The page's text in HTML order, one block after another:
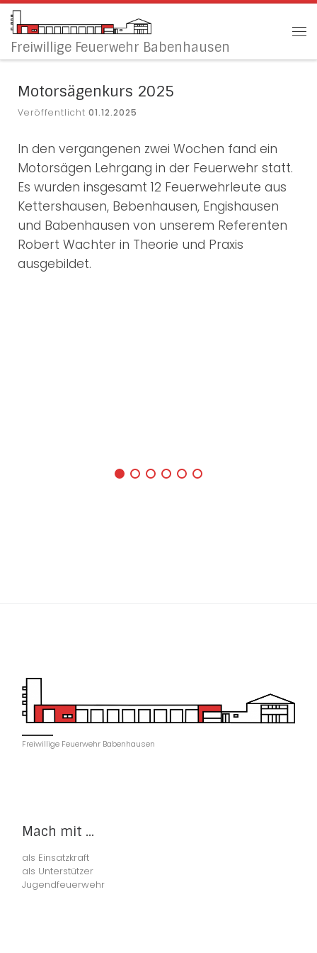
Zum Inhalt springen
Freiwillige Feuerwehr Babenhausen
Motorsägenkurs 2025
Veröffentlicht 01.12.2025
In den vergangenen zwei Wochen fand ein
Motorsägen Lehrgang in der Feuerwehr statt.
Es wurden insgesamt 12 Feuerwehrleute aus
Kettershausen, Bebenhausen, Engishausen
und Babenhausen von unserem Referenten
Robert Wachter in Theorie und Praxis
ausgebildet.
Freiwillige Feuerwehr Babenhausen
Mach mit ...
als Einsatzkraft
als Unterstützer
Jugendfeuerwehr